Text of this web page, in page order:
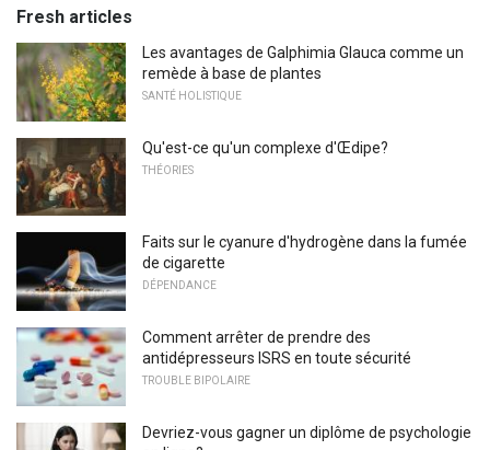
Fresh articles
Les avantages de Galphimia Glauca comme un
remède à base de plantes
SANTÉ HOLISTIQUE
Qu'est-ce qu'un complexe d'Œdipe?
THÉORIES
Faits sur le cyanure d'hydrogène dans la fumée
de cigarette
DÉPENDANCE
Comment arrêter de prendre des
antidépresseurs ISRS en toute sécurité
TROUBLE BIPOLAIRE
Devriez-vous gagner un diplôme de psychologie